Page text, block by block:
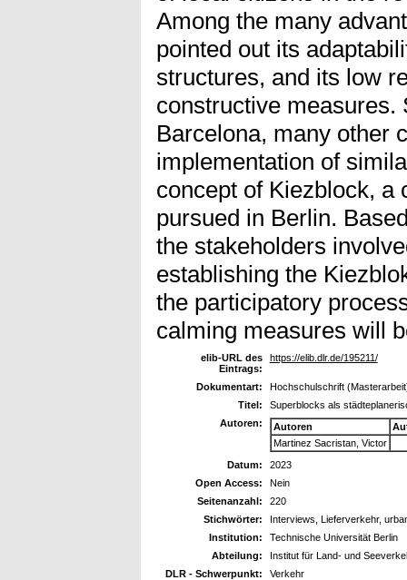
Among the many
pointed out its
structures, and its low
constructive measures.
Barcelona, many other
implementation of
concept of Kiezblock, a
pursued in Berlin.
the stakeholders
establishing the
the participatory
calming measures will
elib-URL des
Eintrags:
https://elib.dlr.de/195211/
Dokumentart:
Hochschulschrift
Titel:
Superblocks als
Autoren:
Autoren
Martinez Sacristan, Victor
Datum:
2023
Open Access:
Nein
Seitenanzahl:
220
Stichwörter:
Interviews, Lieferverkehr,
Institution:
Technische Universität Berlin
Abteilung:
Institut für Land- und
DLR - Schwerpunkt:
Verkehr